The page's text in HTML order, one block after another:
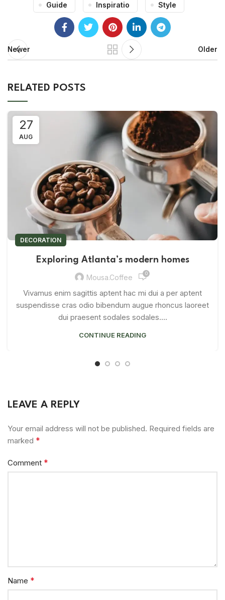
Guide Inspiratio Style
Newer Older
RELATED POSTS
27
AUG
DECORATION
Exploring Atlanta’s modern homes
Mousa.coffee 0
Vivamus enim sagittis aptent hac mi dui a per aptent
suspendisse cras odio bibendum augue rhoncus laoreet
dui praesent sodales sodales....
CONTINUE READING
LEAVE A REPLY
Your email address will not be published. Required fields are
marked *
Comment *
Name *